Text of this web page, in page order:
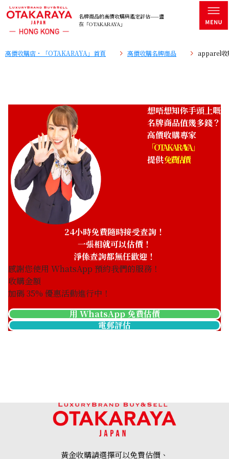
名牌商品的高價收購與鑑定評估——盡
在「OTAKARAYA」
高價收購店・「OTAKARAYA」首頁 高價收購名牌商品 apparel收
想唔想知你手頭上嘅
名牌商品值幾多錢？
高價收購專家
「OTAKARAYA」
提供免費估價
24小時免費隨時接受查詢！
一張相就可以估價！
淨係查詢都無任歡迎！
感謝您使用 WhatsApp 預約我們的服務！
收購金額
加碼35% 優惠活動進行中！
用 WhatsApp 免費估價
電郵評估
黃金收購請選擇可以免費估價、